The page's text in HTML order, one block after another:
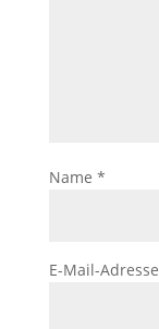
Name *
E-Mail-Adresse